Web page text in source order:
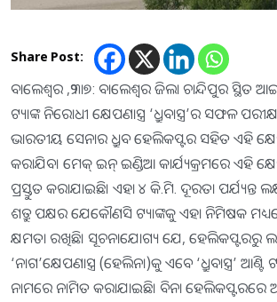
Share Post:
ବାଲେଶ୍ୱର ,୨୩ା୭: ବାଲେଶ୍ୱର ଜିଲା ଚାନ୍ଦିପୁର
ଟ୍ୟାଙ୍କ ନିରୋଧୀ କ୍ଷେପଣାସ୍ତ୍ର ‘ଧ୍ରୁବାସ୍ତ୍ର’ର ସଫଳ
ଭାରତୀୟ ସେନାର ଧ୍ରୁବ ହେଲିକପ୍ଟର ସହିତ ଏହି
କରାଯିବ। ମେକ୍‌ ଇନ୍‌ ଇଣ୍ଡିଆ କାର୍ଯ୍ୟକ୍ରମରେ ଏହି
ପ୍ରସ୍ତୁତ କରାଯାଇଛି। ଏହା ୪ କି.ମି. ଦୂରତା ପର୍ଯ୍ୟନ୍ତ
ଶତ୍ରୁ ପକ୍ଷର ଯେକୌଣସି ଟ୍ୟାଙ୍କକୁ ଏହା ନିମିଷକ
କ୍ଷମତା ରଖିଛି। ସୂଚନାଯୋଗ୍ୟ ଯେ, ହେଲିକପ୍ଟରରୁ
‘ନାଗ’କ୍ଷେପଣାସ୍ତ୍ର (ହେଲିନା)କୁ ଏବେ ‘ଧ୍ରୁବାସ୍ତ୍ର’ ଆଣ୍ଟି
ନାମରେ ନାମିତ କରାଯାଇଛି। ବିନା